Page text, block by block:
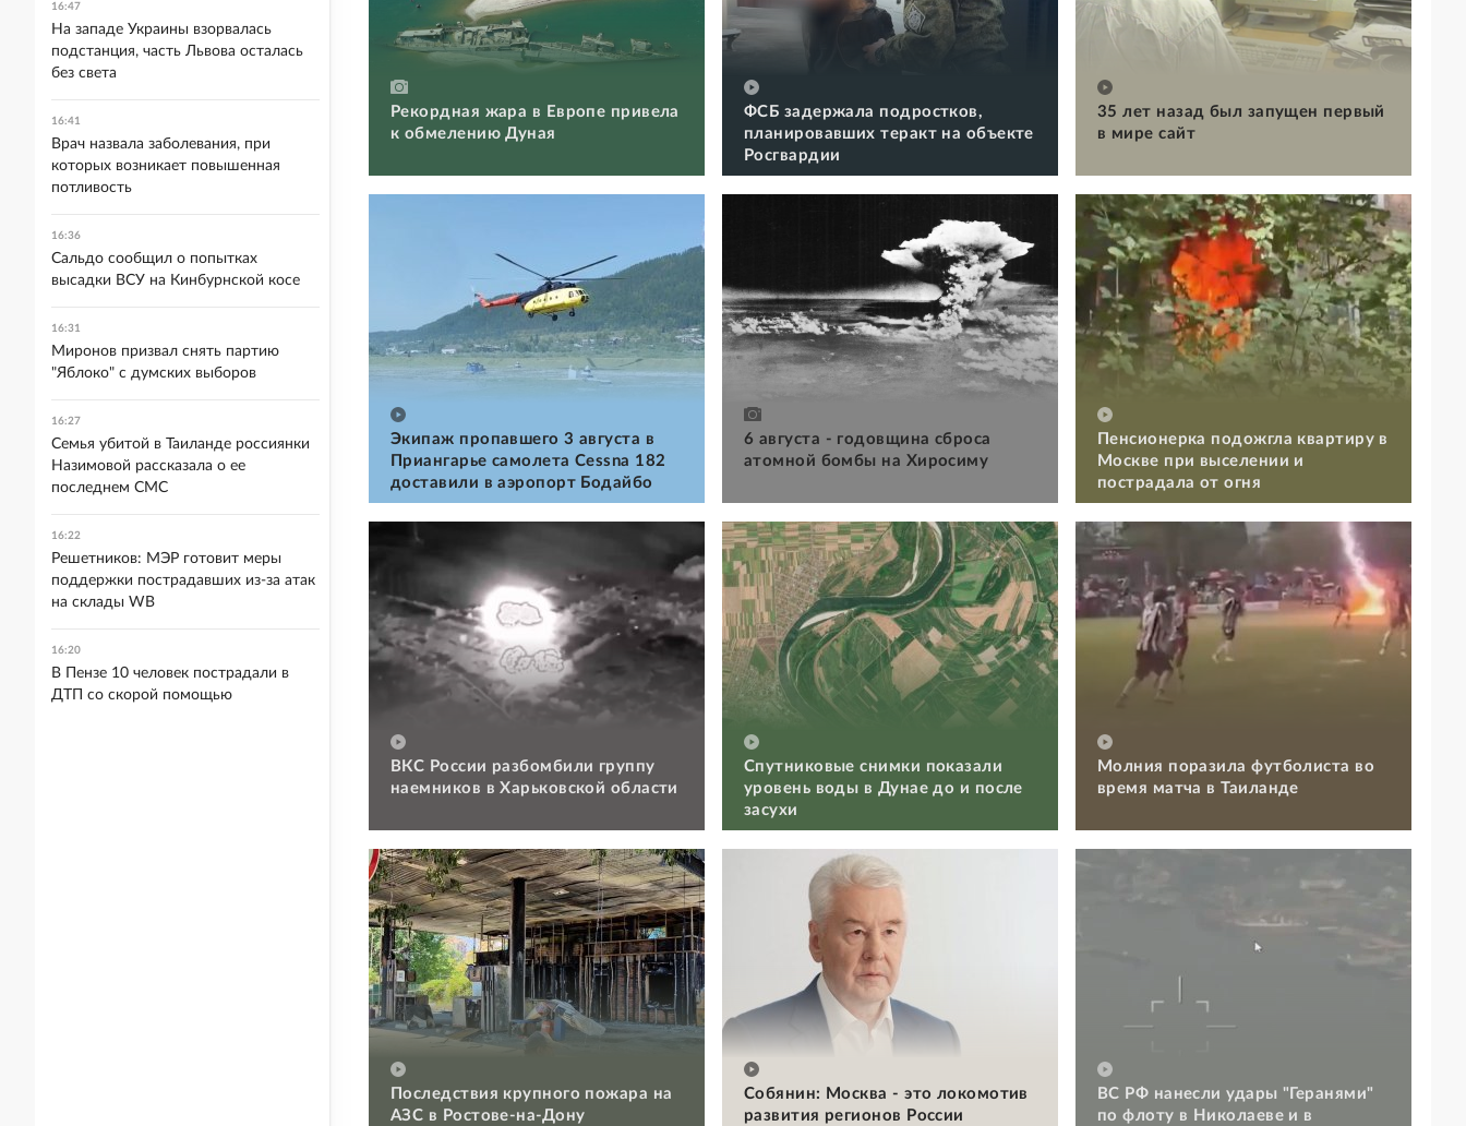
Рекордная жара в Европе привела
к обмелению Дуная
ФСБ задержала подростков,
планировавших теракт на объекте
Росгвардии
35 лет назад был запущен первый
в мире сайт
Экипаж пропавшего 3 августа в
Приангарье самолета Cessna 182
доставили в аэропорт Бодайбо
6 августа - годовщина сброса
атомной бомбы на Хиросиму
Пенсионерка подожгла квартиру в
Москве при выселении и
пострадала от огня
ВКС России разбомбили группу
наемников в Харьковской области
Спутниковые снимки показали
уровень воды в Дунае до и после
засухи
Молния поразила футболиста во
время матча в Таиланде
Последствия крупного пожара на
АЗС в Ростове-на-Дону
Собянин: Москва - это локомотив
развития регионов России
ВС РФ нанесли удары "Геранями"
по флоту в Николаеве и в
16:47
На западе Украины взорвалась
подстанция, часть Львова осталась
без света
16:41
Врач назвала заболевания, при
которых возникает повышенная
потливость
16:36
Сальдо сообщил о попытках
высадки ВСУ на Кинбурнской косе
16:31
Миронов призвал снять партию
"Яблоко" с думских выборов
16:27
Семья убитой в Таиланде россиянки
Назимовой рассказала о ее
последнем СМС
16:22
Решетников: МЭР готовит меры
поддержки пострадавших из-за атак
на склады WB
16:20
В Пензе 10 человек пострадали в
ДТП со скорой помощью